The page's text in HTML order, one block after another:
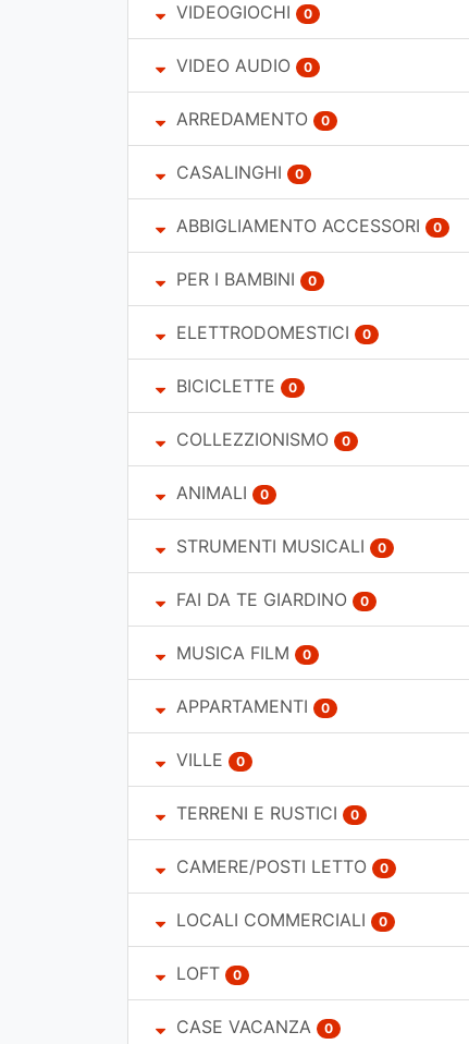
VIDEOGIOCHI 0
VIDEO AUDIO 0
ARREDAMENTO 0
CASALINGHI 0
ABBIGLIAMENTO ACCESSORI 0
PER I BAMBINI 0
ELETTRODOMESTICI 0
BICICLETTE 0
COLLEZZIONISMO 0
ANIMALI 0
STRUMENTI MUSICALI 0
FAI DA TE GIARDINO 0
MUSICA FILM 0
APPARTAMENTI 0
VILLE 0
TERRENI E RUSTICI 0
CAMERE/POSTI LETTO 0
LOCALI COMMERCIALI 0
LOFT 0
CASE VACANZA 0